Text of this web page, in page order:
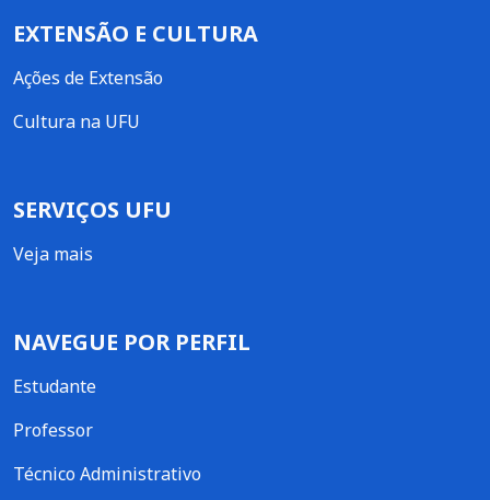
EXTENSÃO E CULTURA
Ações de Extensão
Cultura na UFU
SERVIÇOS UFU
Veja mais
NAVEGUE POR PERFIL
Estudante
Professor
Técnico Administrativo